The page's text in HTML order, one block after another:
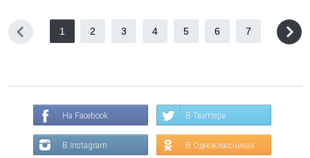
1 2 3 4 5 6 7
На Facebook В Твиттере
В Instagram В Одноклассниках